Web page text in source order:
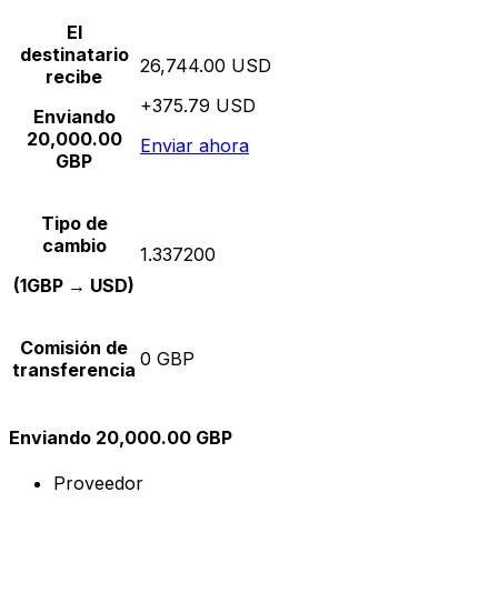
El
destinatario
recibe
Enviando
20,000.00
GBP
26,744.00 USD
+375.79 USD
Enviar ahora
Tipo de
cambio
(1GBP → USD)
1.337200
Comisión de
transferencia 0 GBP
Enviando 20,000.00 GBP
Proveedor